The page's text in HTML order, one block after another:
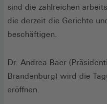
sind die zahlreichen
die derzeit die Gerichte
beschäftigen.
Dr. Andrea Baer
Brandenburg) wird die
eröffnen.